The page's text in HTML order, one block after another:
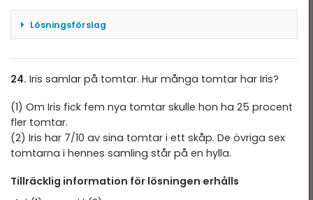
Lösningsförslag
sant. Då finns det två möjligheter; varmt, tomt,
kallt; och kallt, tomt, varmt. Vi har ingen mer
vilken av dessa alternativ som stämmer, och vi
kan alltså inte svara på frågan med endast (1).
Då har vi uteslutit alternativ A och D.
(2) är sant. Då finns återigen minst två
alternativ; varmt, tomt, kallt; och tomt, varmt,
24. Iris samlar på tomtar. Hur många tomtar har Iris?
(1) Om Iris fick fem nya tomtar skulle hon ha 25 procent
fler tomtar.
(2) Iris har 7/10 av sina tomtar i ett skåp. De övriga sex
tomtarna i hennes samling står på en hylla.
Tillräcklig information för lösningen erhålls